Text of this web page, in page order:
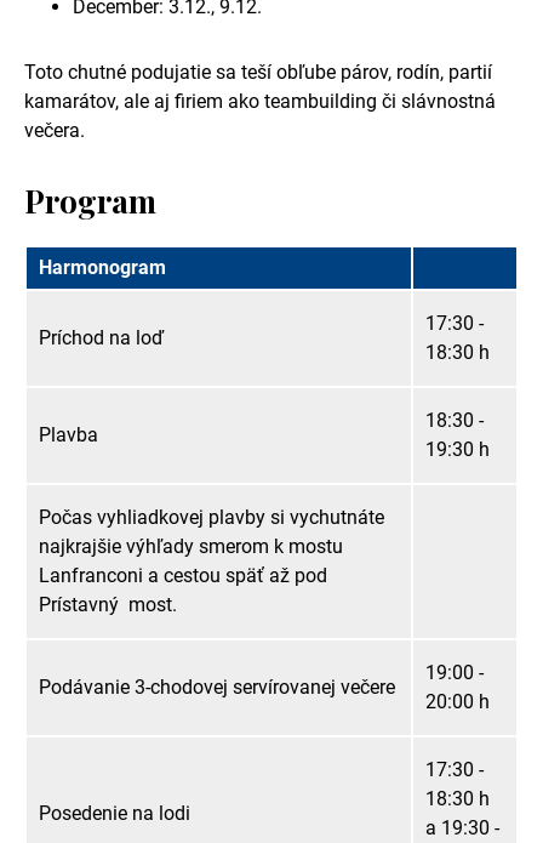
December: 3.12., 9.12.
Toto chutné podujatie sa teší obľube párov, rodín, partií
kamarátov, ale aj firiem ako teambuilding či slávnostná
večera.
Program
Harmonogram
Príchod na loď
17:30 -
18:30 h
Plavba
18:30 -
19:30 h
Počas vyhliadkovej plavby si vychutnáte
najkrajšie výhľady smerom k mostu
Lanfranconi a cestou späť až pod
Prístavný most.
Podávanie 3-chodovej servírovanej večere
19:00 -
20:00 h
Posedenie na lodi
17:30 -
18:30 h
a 19:30 -